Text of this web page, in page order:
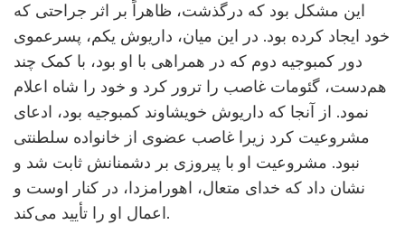
این مشکل بود که درگذشت، ظاهراً بر اثر جراحتی که
خود ایجاد کرده بود. در این میان، داریوش یکم، پسرعموی
دور کمبوجیه دوم که در همراهی با او بود، با کمک چند
هم‌دست، گئومات غاصب را ترور کرد و خود را شاه اعلام
نمود. از آنجا که داریوش خویشاوند کمبوجیه بود، ادعای
مشروعیت کرد زیرا غاصب عضوی از خانواده سلطنتی
نبود. مشروعیت او با پیروزی بر دشمنانش ثابت شد و
نشان داد که خدای متعال، اهورامزدا، در کنار اوست و
اعمال او را تأیید می‌کند.